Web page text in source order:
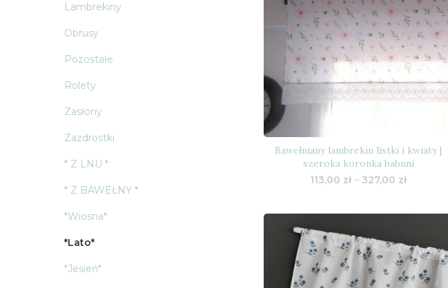
Lambrekiny
Obrusy
Pozostałe
Rolety
Zasłony
Zazdrostki
* Z LNU *
* Z BAWEŁNY *
*Wiosna*
*Lato*
*Jesień*
Bawełniany lambrekin listki i kwiaty |
szeroka koronka babuni
113,00 zł – 327,00 złZakres
113,00 zł